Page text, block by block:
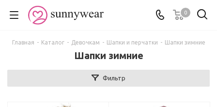
0
Главная - Каталог - Девочкам - Шапки и перчатки - Шапки зимние
Шапки зимние
Фильтр